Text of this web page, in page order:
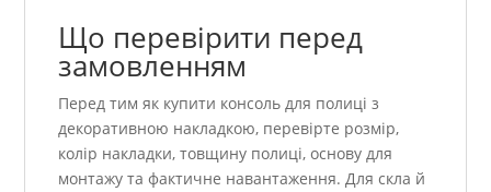
Що перевірити перед
замовленням
Перед тим як купити консоль для полиці з
декоративною накладкою, перевірте розмір,
колір накладки, товщину полиці, основу для
монтажу та фактичне навантаження. Для скла й